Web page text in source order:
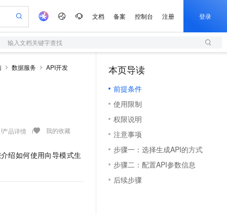
文档 备案 控制台 注册 登录
输入文档关键字查找
数据服务
API开发
产品详情 我的收藏
绍如何使用向导模式生
本页导读
前提条件
使用限制
权限说明
注意事项
步骤一：选择生成API的方式
步骤二：配置API参数信息
后续步骤
平台百炼
频生成
1.1-T2V
语音识别与合成
Qwen3-TTS-Flash
离线语音合成大模型，多语言方言自适应，低延迟高稳定
能体编程平台
轻量应用服务器
数字证书管理服务（原SSL证书）
实现全站HTTPS，呈现可信的WEB访问
短信服务
国内短信简单易用，安全可靠，秒级触达，全球覆盖200+国家和地区。
大数据开发治理平台 DataWorks
从聊天伙伴进化为能主动干活的本地数字员工
一句话生成原生可编辑精美 PPT 文稿
输入一句话想法, 轻松生成专业的 PPT
一键部署幻兽帕鲁游戏服务器
一键购买专属联机服务器，轻松开启游戏
漫剧工坊：一站式动画创作平台
快速生产连贯的高质量长漫剧
10 分钟搭建微信、支付宝小程序
高效部署网站，快速应用到小程序
成，高效打造优质广告素材
AI 活动
AI 生产力先锋
先锋实践拓展 AI 生产力的边界
飞天发布时刻
所见，即是所愿
AI 实训营
从基础到进阶，Agent 创客手把手教你
创新加速
一站式生成采购清单，支持单品或批量购买
阿里云 OPC 创新助力计划
Token 补贴，五大权
益加速 OPC 成功
专业服务
公司注册
上云迁移
代维服务
计划 服务伙伴合作计划
Al MaaS 服务伙伴赋能合作
伙伴信用分合作计划
更多支持
合作伙伴培训与认证
查询合作伙伴
登录合作伙伴管理后台
开发者社区
镜像站
我要反馈
我要建议
加入我们
校园招聘